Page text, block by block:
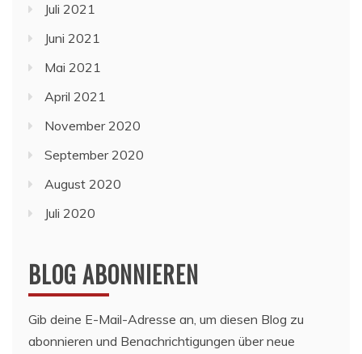
Juli 2021
Juni 2021
Mai 2021
April 2021
November 2020
September 2020
August 2020
Juli 2020
BLOG ABONNIEREN
Gib deine E-Mail-Adresse an, um diesen Blog zu
abonnieren und Benachrichtigungen über neue